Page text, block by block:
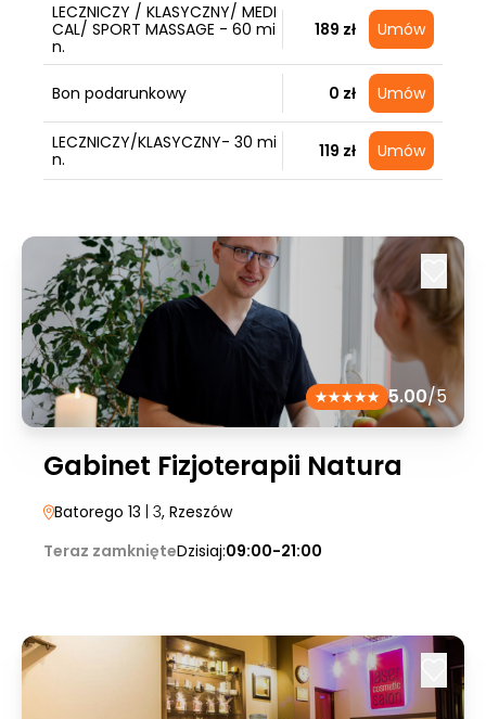
LECZNICZY / KLASYCZNY/ MEDI
CAL/ SPORT MASSAGE - 60 mi
n.
189 zł Umów
Bon podarunkowy 0 zł Umów
LECZNICZY/KLASYCZNY- 30 mi
n.
119 zł Umów
5.00/5
Gabinet Fizjoterapii Natura
Batorego 13 | 3, Rzeszów
Teraz zamknięteDzisiaj:09:00-21:00